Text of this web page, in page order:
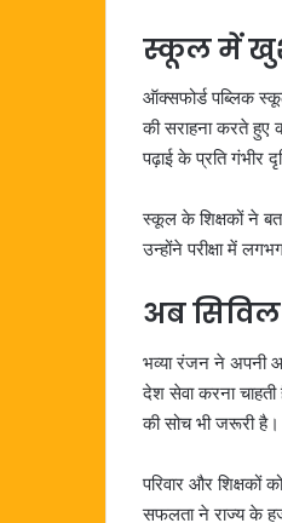
स्कूल में
ऑक्सफोर्ड पब्लिक
की सराहना करते हुए
पढ़ाई के प्रति गंभीर
स्कूल के शिक्षकों ने
उन्होंने परीक्षा में
अब
भव्या रंजन ने अपनी
देश सेवा करना
की सोच भी जरूरी है।
परिवार और शिक्षकों
सफलता ने राज्य के